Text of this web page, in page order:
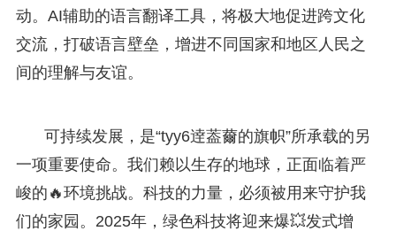
动。AI辅助的语言翻译工具，将极大地促进跨文化
交流，打破语言壁垒，增进不同国家和地区人民之
间的理解与友谊。
可持续发展，是“tyy6逹葢薾的旗帜”所承载的另
一项重要使命。我们赖以生存的地球，正面临着严
峻的🔥环境挑战。科技的力量，必须被用来守护我
们的家园。2025年，绿色科技将迎来爆💥发式增